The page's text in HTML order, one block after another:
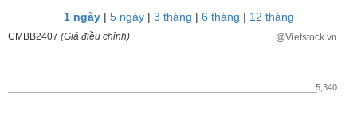
sánh
Báo
1 ngày| 5 ngày| 3 tháng | 6 tháng | 12 tháng
CMBB2407 (Giá điều chỉnh) @Vietstock.vn
5,340
KINH